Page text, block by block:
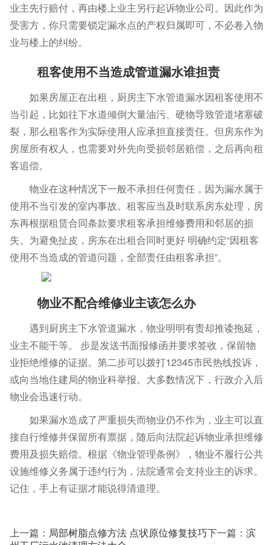
业主先行赔付，再由楼上业主另行起诉物业公司。因此作为
受害方，你只需要锁定漏水点的产权归属即可，不必卷入物
业与楼上的纠纷。
租客使用不当造成管道漏水谁担责
如果房屋正在出租，厨房主下水管道漏水因租客使用不
当引起，比如往下水道倾倒大量油污、硬物导致管道堵塞破
裂，那么租客作为实际使用人应承担直接责任。但房东作为
房屋所有权人，也需要对外先向受损邻居赔偿，之后再向租
客追偿。
物业在这种情况下一般不承担任何责任，因为漏水属于
使用不当引发的室内事故。租客应当及时联系房东处理，房
东再根据租赁合同条款要求租客承担维修费用和邻居的损
失。为避免扯皮，房东在出租合同时更好 明确约定“因租客
使用不当造成的管道问题，全部责任由租客承担”。
物业不配合维修业主该怎么办
遇到厨房主下水管道漏水，物业明明有责却推诿拖延，
业主不能干等。 步是发送书面报修函并要求签收，保留物
业拒绝维修的证据。第二步可以拨打12345市民热线投诉，
或向当地住建局的物业科举报。大多数情况下，行政介入后
物业会迅速行动。
如果漏水造成了严重损失而物业仍不作为，业主可以直
接自行维修并保留所有票据，随后向法院起诉物业承担维修
费用及损失赔偿。根据《物业管理条例》，物业不履行公共
设施维修义务属于违约行为，法院通常会支持业主的诉求。
记住，手上有证据才能说得清道理。
上一篇： 局部树脂点修方法 点状原位修复技巧下一篇： 滨